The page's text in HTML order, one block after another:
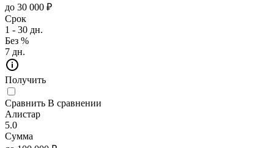
до 30 000 ₽
Срок
1 - 30 дн.
Без %
7 дн.
Получить
Сравнить В сравнении
Алистар
5.0
Сумма